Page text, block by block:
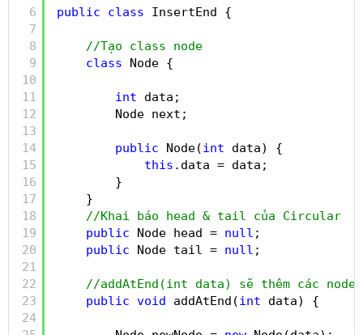
6
7
8
9
10
11
12
13
14
15
16
17
18
19
20
21
22
23
24
public
class InsertEnd {
//Tạo class node
class
Node {
int
data;
Node next;
public Node(int
data) {
this .data = data;
}
}
//Khai báo head & tail của Circular
public
Node head = null ;
public
Node tail = null ;
//addAtEnd(int data) sẽ thêm các
public void addAtEnd(int data) {